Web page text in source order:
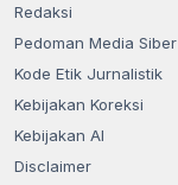
Redaksi
Pedoman Media Siber
Kode Etik Jurnalistik
Kebijakan Koreksi
Kebijakan AI
Disclaimer